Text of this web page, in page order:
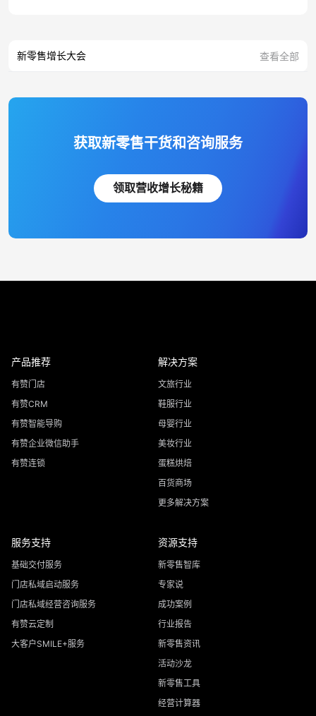
新零售增长大会 查看全部
获取新零售干货和咨询服务
领取营收增长秘籍
产品推荐
有赞门店
有赞CRM
有赞智能导购
有赞企业微信助手
有赞连锁
解决方案
文旅行业
鞋服行业
母婴行业
美妆行业
蛋糕烘焙
百货商场
更多解决方案
服务支持
基础交付服务
门店私域启动服务
门店私域经营咨询服务
有赞云定制
大客户SMILE+服务
资源支持
新零售智库
专家说
成功案例
行业报告
新零售资讯
活动沙龙
新零售工具
经营计算器